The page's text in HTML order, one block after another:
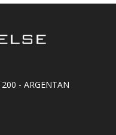
- ARGENTAN